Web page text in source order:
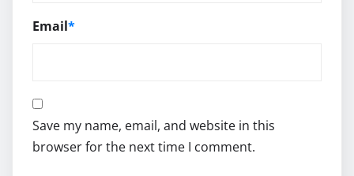
Email*
Save my name, email, and website in this
browser for the next time I comment.